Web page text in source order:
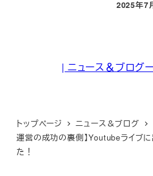
投稿日
2025年7
| ニュース＆ブログ
トップページ ニュース＆ブログ
運営の成功の裏側】Youtubeライブ
た！